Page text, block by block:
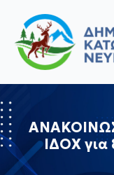
ΙΔΟΧ για